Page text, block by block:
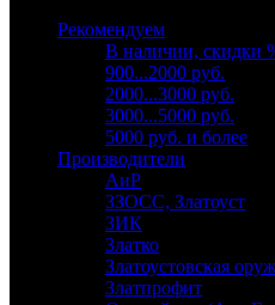
Рекомендуем
В наличии, скидки
900...2000 руб.
2000...3000 руб.
3000...5000 руб.
5000 руб. и более
Производители
АиР
ЗЗОСС, Златоуст
ЗИК
Златко
Златоустовская
Златпрофит